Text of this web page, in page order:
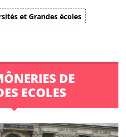
et Grandes écoles
DE
ECOLES